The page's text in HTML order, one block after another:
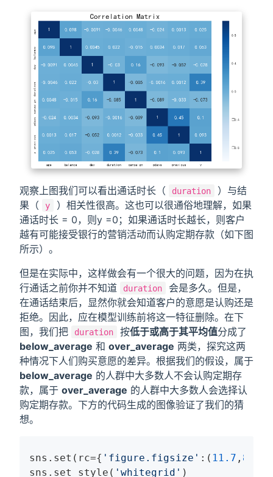
观察上图我们可以看出通话时长（ duration
）与结
果（
y
）相关性很高。这也可以很通俗地理解，如果
通话时长 = 0，则y =0；如果通话时长越长，则客户
越有可能接受银行的营销活动而认购定期存款（如下图
所示）。
但是在实际中，这样做会有一个很大的问题，因为在执
行通话之前你并不知道
duration
会是多久。但是，
在通话结束后，显然你就会知道客户的意愿是认购还是
拒绝。因此，应在模型训练前将这一特征删除。在下
图，我们把
duration 按低于或高于其平均值分成了
below_average 和 over_average 两类，探究这两
种情况下人们购买意愿的差异。根据我们的假设，属于
below_average 的人群中大多数人不会认购定期存
款，属于 over_average 的人群中大多数人会选择认
购定期存款。下方的代码生成的图像验证了我们的猜
想。
sns.set(rc={ 'figure.figsize' :( 11.7 , 8.27
sns.set_style( 'whitegrid' )